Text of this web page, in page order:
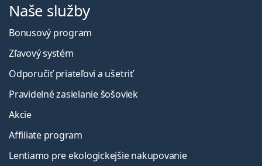
Naše služby
Bonusový program
Zľavový systém
Odporučiť priateľovi a ušetriť
Pravidelné zasielanie šošoviek
Akcie
Affiliate program
Lentiamo pre ekologickejšie nakupovanie